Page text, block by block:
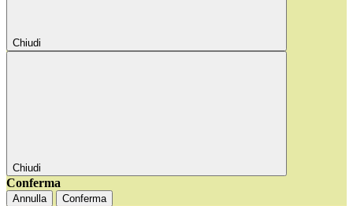
Chiudi
Chiudi
Conferma
Annulla Conferma